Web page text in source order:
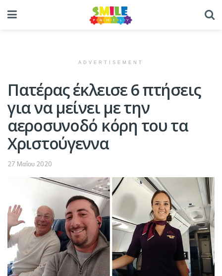
ADVERTISEMENT
Πατέρας έκλεισε 6 πτήσεις
για να μείνει με την
αεροσυνοδό κόρη του τα
Χριστούγεννα
27 Μαΐου 2020